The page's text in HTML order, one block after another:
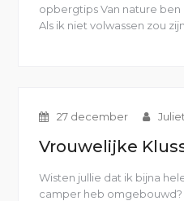
opbergtips Van nature
Als ik niet volwassen zou
27 december
Vrouwelijke
Wisten jullie dat ik bijna
camper heb omgebouwd?